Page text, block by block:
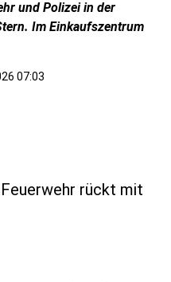
und Polizei in der
Im Einkaufszentrum
07:03
rückt mit